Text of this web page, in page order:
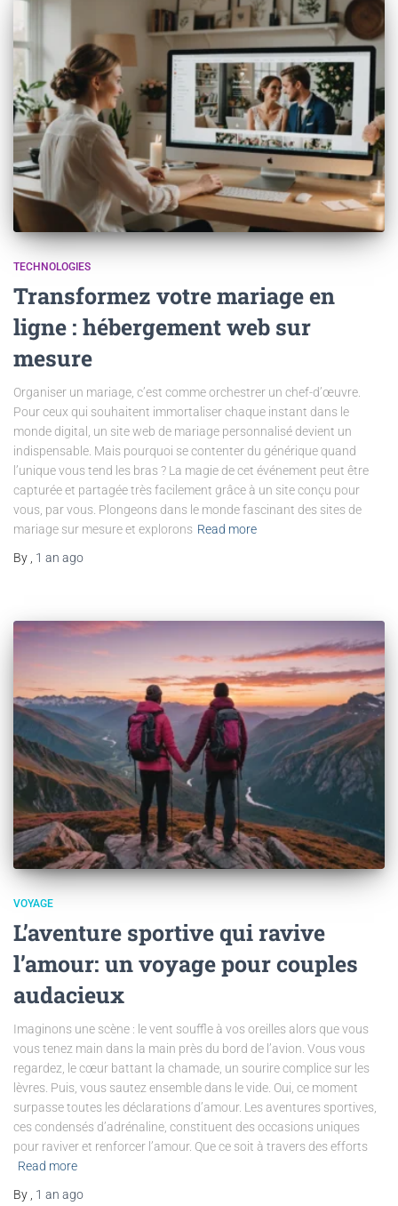
TECHNOLOGIES
Transformez votre mariage en
ligne : hébergement web sur
mesure
Organiser un mariage, c’est comme orchestrer un chef-d’œuvre.
Pour ceux qui souhaitent immortaliser chaque instant dans le
monde digital, un site web de mariage personnalisé devient un
indispensable. Mais pourquoi se contenter du générique quand
l’unique vous tend les bras ? La magie de cet événement peut être
capturée et partagée très facilement grâce à un site conçu pour
vous, par vous. Plongeons dans le monde fascinant des sites de
mariage sur mesure et explorons Read more
By , 1 an ago
VOYAGE
L’aventure sportive qui ravive
l’amour: un voyage pour couples
audacieux
Imaginons une scène : le vent souffle à vos oreilles alors que vous
vous tenez main dans la main près du bord de l’avion. Vous vous
regardez, le cœur battant la chamade, un sourire complice sur les
lèvres. Puis, vous sautez ensemble dans le vide. Oui, ce moment
surpasse toutes les déclarations d’amour. Les aventures sportives,
ces condensés d’adrénaline, constituent des occasions uniques
pour raviver et renforcer l’amour. Que ce soit à travers des efforts
Read more
By
1 an ago